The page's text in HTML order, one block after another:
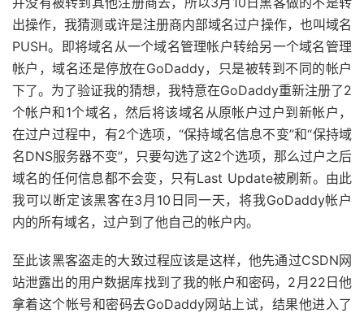
出操作，我猜测或许是注册商内部域名过户操作，也叫域名
PUSH。即将域名从一个域名管理帐户转给另一个域名管理
帐户，域名还是停放在GoDaddy，只是被转到不同的帐户
下了。为了验证我的猜想，我特意在GoDaddy重新注册了2
个帐户和1个域名，然后将该域名从原帐户过户到新帐户，
在过户过程中，有2个选项，“保持域名信息不变”和“保持域
名DNS服务器不变”，只要勾选了这2个选项，那么过户之后
域名的任何信息都不会变，只有Last Update被刷新。由此
我可以断定该黑客在3月10日同一天，将我GoDaddy帐户
内的所有域名，过户到了他自己的帐户内。
至此该黑客盗走的大致过程应该是这样，他先通过CSDN网
站泄露出的用户数据库找到了我的帐户和密码，2月22日他
拿着这个帐号和密码去GoDaddy网站上试，结果他进入了